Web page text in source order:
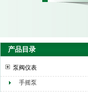
产品目录
泵阀仪表
手摇泵